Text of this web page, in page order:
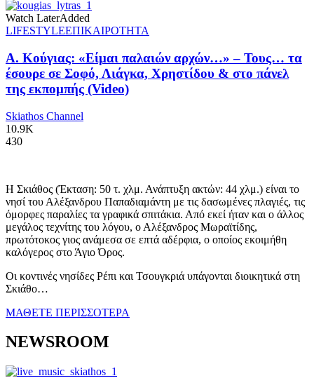
Watch LaterAdded
LIFESTYLEΕΠΙΚΑΙΡΟΤΗΤΑ
Α. Κούγιας: «Είμαι παλαιών αρχών…» – Τους… τα
έσουρε σε Σοφό, Λιάγκα, Χρηστίδου & στο πάνελ
της εκπομπής (Video)
Skiathos Channel
10.9K
430
Η Σκιάθος (Έκταση: 50 τ. χλμ. Ανάπτυξη ακτών: 44 χλμ.) είναι το
νησί του Αλέξανδρου Παπαδιαμάντη με τις δασωμένες πλαγιές, τις
όμορφες παραλίες τα γραφικά σπιτάκια. Από εκεί ήταν και ο άλλος
μεγάλος τεχνίτης του λόγου, ο Αλέξανδρος Μωραϊτίδης,
πρωτότοκος γιος ανάμεσα σε επτά αδέρφια, ο οποίος εκοιμήθη
καλόγερος στο Άγιο Όρος.
Οι κοντινές νησίδες Ρέπι και Τσουγκριά υπάγονται διοικητικά στη
Σκιάθο…
ΜΑΘΕΤΕ ΠΕΡΙΣΣΟΤΕΡΑ
NEWSROOM